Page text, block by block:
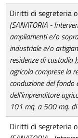
Diritti di segreteria
(SANATORIA -
ampliamenti e/o
industriale e/o
residenze di custodia
agricola comprese la
conduzione del fondo
dell’imprenditore
101 mq. a 500 mq. di
Diritti di segreteria